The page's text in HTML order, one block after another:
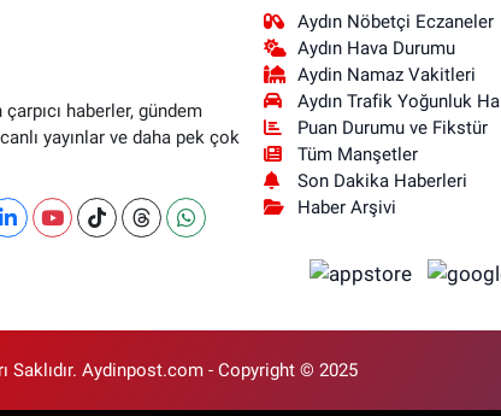
haberler, gündem
yayınlar ve daha pek çok
Aydın Nöbetçi Eczaneler
Aydın Hava Durumu
Aydin Namaz Vakitleri
Aydın Trafik Yoğunluk
Puan Durumu ve Fikstür
Tüm Manşetler
Son Dakika Haberleri
Haber Arşivi
Saklıdır. Aydinpost.com - Copyright © 2025